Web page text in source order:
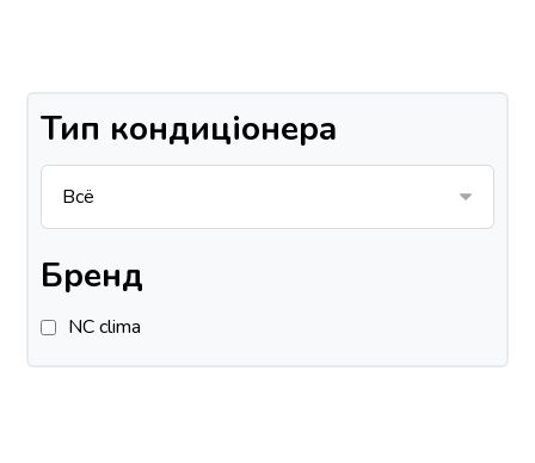
Тип кондиціонера
Бренд
NC clima